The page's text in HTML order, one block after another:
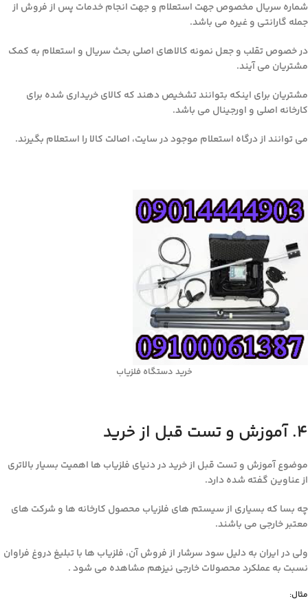
شماره سریال مخصوص جهت استعلام و جهت انجام خدمات پس از فروش از
جمله گارانتی و غیره می باشد.
در خصوص تقلب و جعل نمونه کالاهای اصلی بحث سریال و استعلام به کمک
مشتریان می آیند.
مشتریان برای اینکه بتوانند تشخیص دهند که کالای خریداری شده برای
کارخانه اصلی و اورجینال می باشد.
می توانند از درگاه استعلام موجود در سایت، اصالت کالا را استعلام بگیرند.
خرید دستگاه فلزیاب
۴. آموزش و تست قبل از خرید
موضوع آموزش و تست قبل از خرید در دنیای فلزیاب ها اهمیت بسیار بالاتری
از عناوین گفته شده دارد.
چه بسا که بسیاری از سیستم های فلزیاب محصول کارخانه ها و شرکت های
معتبر خارجی می باشند.
ولی در ایران به دلیل سود سرشار از فروش آن، فلزیاب ها با تبلیغ دروغ فراوان
نسبت به عملکرد محصولات خارجی نیزهم مشاهده می شود .
مثال: